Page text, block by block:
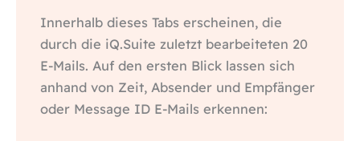
Innerhalb dieses Tabs erscheinen, die
durch die iQ.Suite zuletzt bearbeiteten 20
E-Mails. Auf den ersten Blick lassen sich
anhand von Zeit, Absender und Empfänger
oder Message ID E-Mails erkennen: